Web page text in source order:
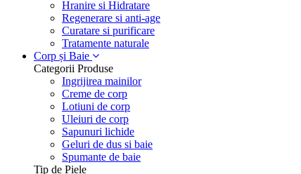
Hranire si Hidratare
Regenerare si anti-age
Curatare si purificare
Tratamente naturale
Corp și Baie
Categorii Produse
Ingrijirea mainilor
Creme de corp
Lotiuni de corp
Uleiuri de corp
Sapunuri lichide
Geluri de dus si baie
Spumante de baie
Tip de Piele